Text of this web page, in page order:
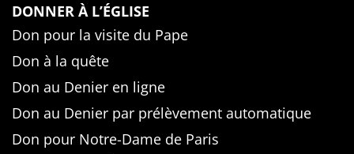
DONNER À L’ÉGLISE
Don pour la visite du Pape
Don à la quête
Don au Denier en ligne
Don au Denier par prélèvement automatique
Don pour Notre-Dame de Paris